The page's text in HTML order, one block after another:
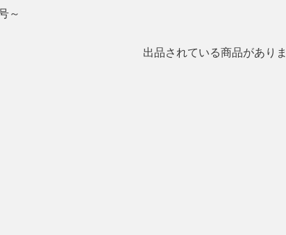
～
出品されている商品があり